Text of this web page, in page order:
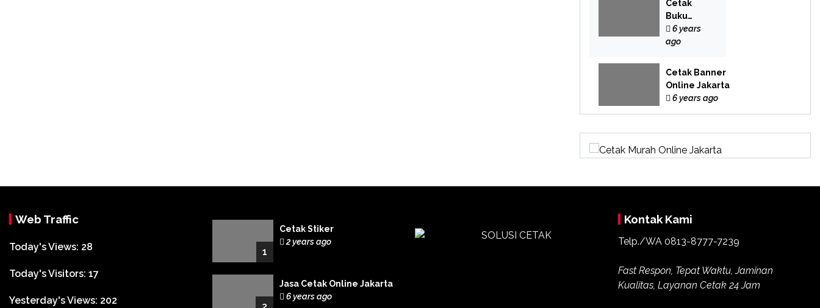
Cetak
Buku
Yasin
Online
6 years
ago
Cetak Banner
Online Jakarta
6 years ago
Web Traffic
Today's Views: 28
Today's Visitors: 17
Yesterday's Views: 202
1
Cetak Stiker
2 years ago
Jasa Cetak Online Jakarta
6 years ago
Kontak Kami
Telp./WA 0813-8777-7239
Fast Respon, Tepat Waktu, Jaminan
Kualitas, Layanan Cetak 24 Jam